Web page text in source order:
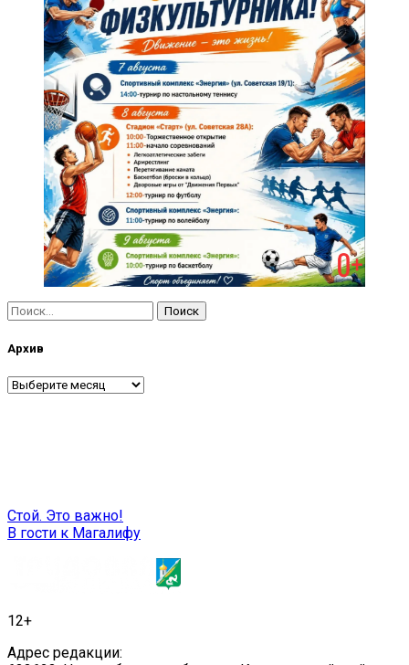
Найти:
Архив
Архив
Навигация
по
Стой. Это важно!
В гости к Магалифу
12+
Адрес редакции: